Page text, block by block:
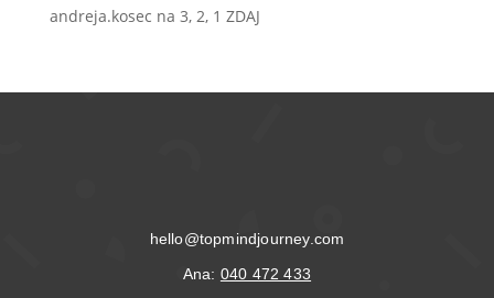
andreja.kosec na 3, 2, 1 ZDAJ
hello@topmindjourney.com
Ana: 040 472 433